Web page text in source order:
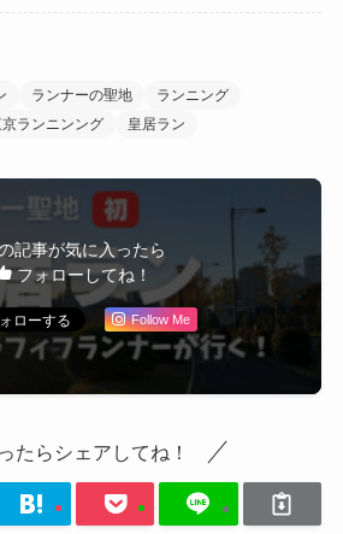
ランナーの聖地
ランニング
ランニンング 皇居ラン
記事が気に入ったら
フォローしてね！
Follow Me
たらシェアしてね！